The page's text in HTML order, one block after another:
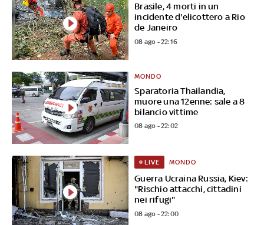
Brasile, 4 morti in un
incidente d'elicottero a Rio
de Janeiro
08 ago - 22:16
Sparatoria Thailandia,
muore una 12enne: sale a 8
bilancio vittime
MONDO
08 ago - 22:02
Guerra Ucraina Russia, Kiev:
"Rischio attacchi, cittadini
nei rifugi"
LIVE MONDO
08 ago - 22:00